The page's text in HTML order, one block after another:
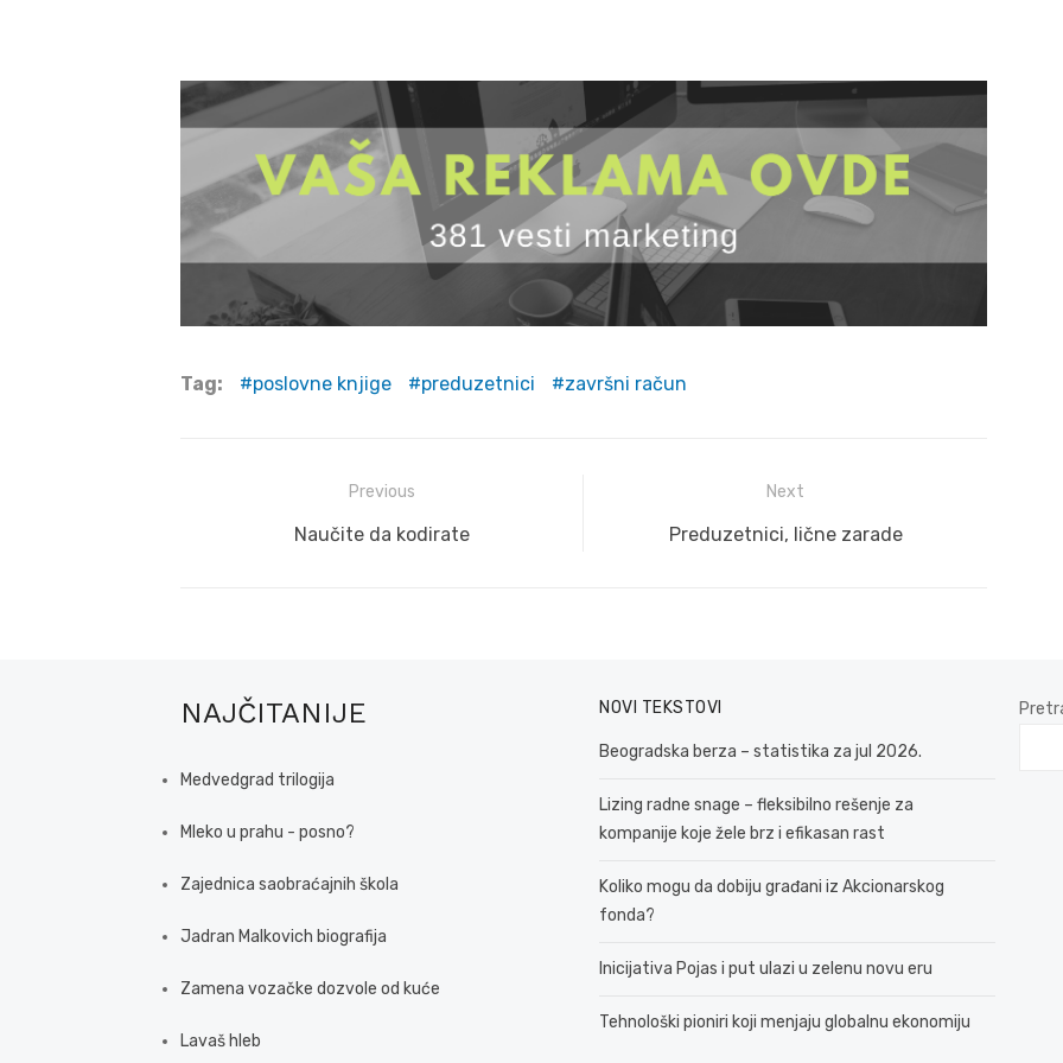
Tag: poslovne knjige preduzetnici završni račun
navigation
Previous
Previous
Naučite da kodirate
Next
Next
Preduzetnici, lične zarade
NAJČITANIJE
Medvedgrad trilogija
Mleko u prahu - posno?
Zajednica saobraćajnih škola
Jadran Malkovich biografija
Zamena vozačke dozvole od kuće
Lavaš hleb
NOVI TEKSTOVI
Beogradska berza – statistika za jul 2026.
Lizing radne snage – fleksibilno rešenje za
kompanije koje žele brz i efikasan rast
Koliko mogu da dobiju građani iz Akcionarskog
fonda?
Inicijativa Pojas i put ulazi u zelenu novu eru
Tehnološki pioniri koji menjaju globalnu ekonomiju